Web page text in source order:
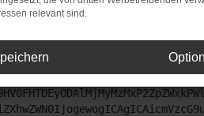
hast, kontaktiere uns bitte. Wir
relevant sind.